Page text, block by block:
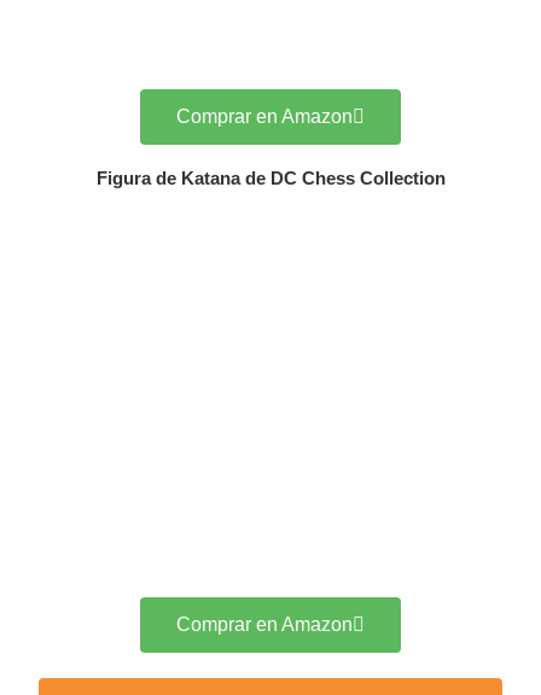
Comprar en Amazon
Figura de Katana de DC Chess Collection
Comprar en Amazon